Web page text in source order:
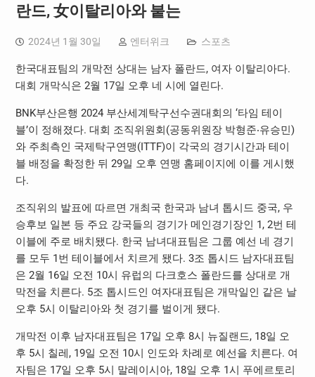
란드, 女이탈리아와 붙는
2024년 1월 30일 엔터위크 스포츠
한국대표팀의 개막전 상대는 남자 폴란드, 여자 이탈리아다.
대회 개막식은 2월 17일 오후 네 시에 열린다.
BNK부산은행 2024 부산세계탁구선수권대회의 ‘타임 테이
블’이 정해졌다. 대회 조직위원회(공동위원장 박형준‧유승민)
와 주최측인 국제탁구연맹(ITTF)이 각국의 경기시간과 테이
블 배정을 확정한 뒤 29일 오후 연맹 홈페이지에 이를 게시했
다.
조직위의 발표에 따르면 개최국 한국과 남녀 톱시드 중국, 우
승후보 일본 등 주요 강국들의 경기가 메인경기장인 1, 2번 테
이블에 주로 배치됐다. 한국 남녀대표팀은 그룹 예선 네 경기
를 모두 1번 테이블에서 치르게 됐다. 3조 톱시드 남자대표팀
은 2월 16일 오전 10시 유럽의 다크호스 폴란드를 상대로 개
막전을 치른다. 5조 톱시드인 여자대표팀은 개막일인 같은 날
오후 5시 이탈리아와 첫 경기를 벌이게 됐다.
개막전 이후 남자대표팀은 17일 오후 8시 뉴질랜드, 18일 오
후 5시 칠레, 19일 오전 10시 인도와 차례로 예선을 치른다. 여
자팀은 17일 오후 5시 말레이시아, 18일 오후 1시 푸에르토리